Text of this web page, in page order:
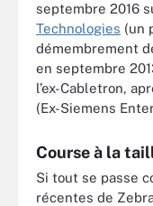
septembre 2016
Technologies (un
démembrement
en septembre
l’ex-Cabletron,
(Ex-Siemens
Course à la
Si tout se passe
récentes de